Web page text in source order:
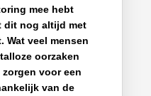
mee hebt
dit nog altijd met
Wat veel mensen
oorzaken
voor een
van de